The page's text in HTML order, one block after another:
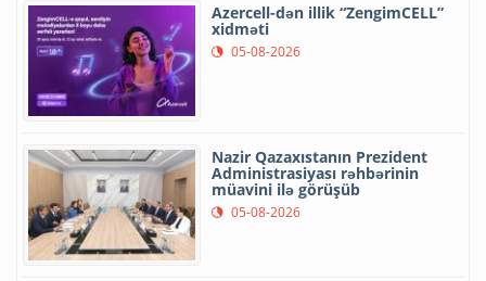
Azercell-dən illik “ZengimCELL”
xidməti
05-08-2026
Nazir Qazaxıstanın Prezident
Administrasiyası rəhbərinin
müavini ilə görüşüb
05-08-2026